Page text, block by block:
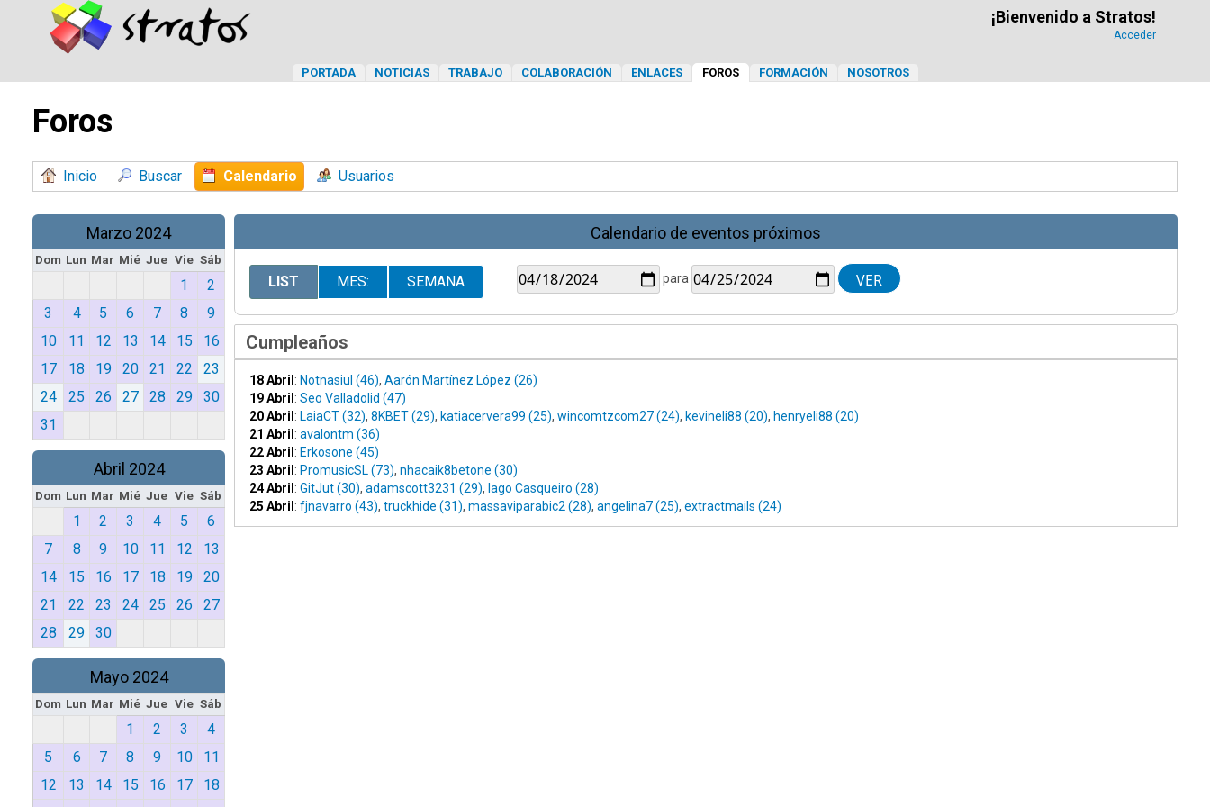
¡Bienvenido a Stratos!
Acceder
PORTADA NOTICIAS TRABAJO COLABORACIÓN ENLACES FOROS FORMACIÓN NOSOTROS
Foros
Inicio Buscar Calendario Usuarios
Marzo 2024
Dom Lun Mar Mié Jue Vie Sáb
1
2
3
4 5 6 7 8
9
10
11 12 13 14 15
16
17
18 19 20 21 22
23
24
25 26 27 28 29
30
31
Abril 2024
Dom Lun Mar Mié Jue Vie Sáb
1 2 3 4 5
6
7
8 9 10 11 12
13
14
15 16 17 18 19
20
21
22 23 24 25 26
27
28
29 30
Mayo 2024
Dom Lun Mar Mié Jue Vie Sáb
1 2 3
4
5
6 7 8 9 10
11
12
13 14 15 16 17
18
Calendario de eventos próximos
LIST MES: SEMANA para
Cumpleaños
18 Abril : Notnasiul (46), Aarón Martínez López (26)
19 Abril : Seo Valladolid (47)
20 Abril : LaiaCT (32), 8KBET (29), katiacervera99 (25), wincomtzcom27 (24), kevineli88 (20), henryeli88 (20)
21 Abril : avalontm (36)
22 Abril : Erkosone (45)
23 Abril : PromusicSL (73), nhacaik8betone (30)
24 Abril : GitJut (30), adamscott3231 (29), Iago Casqueiro (28)
25 Abril : fjnavarro (43), truckhide (31), massaviparabic2 (28), angelina7 (25), extractmails (24)